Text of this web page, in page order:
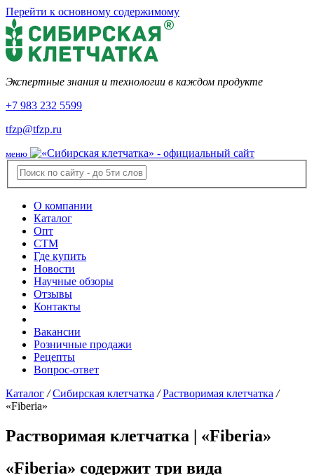
Перейти к основному содержимому
Экспертные знания и технологии в каждом продукте
+7 983 232 5599
tfzp@tfzp.ru
меню
О компании
Каталог
Опт
СТМ
Где купить
Новости
Научные обзоры
Отзывы
Контакты
Вакансии
Розничные продажи
Рецепты
Вопрос-ответ
Каталог / Сибирская клетчатка / Растворимая клетчатка /
«Fiberia»
Растворимая клетчатка | «Fiberia»
«Fiberia» содержит три вида